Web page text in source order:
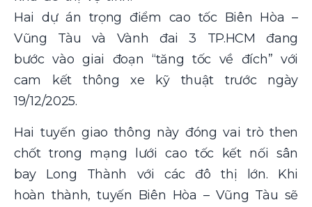
Hai dự án trọng điểm cao tốc Biên Hòa –
Vũng Tàu và Vành đai 3 TP.HCM đang
bước vào giai đoạn “tăng tốc về đích” với
cam kết thông xe kỹ thuật trước ngày
19/12/2025.
Hai tuyến giao thông này đóng vai trò then
chốt trong mạng lưới cao tốc kết nối sân
bay Long Thành với các đô thị lớn. Khi
hoàn thành, tuyến Biên Hòa – Vũng Tàu sẽ